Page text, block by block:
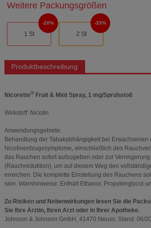
Weitere Packungsgrößen
1 St
20%
2 St
33%
Produktbeschreibung
Nicorette®Fruit & Mint Spray, 1 mg/Sprühstoß
Wirkstoff: Nicotin.
Anwendungsgebiete:
Behandlung der Tabakabhängigkeit bei
Nicotinentzugssymptome, einschließlich des
das Rauchen sofort aufzugeben oder zur
(Rauchreduktion), um auf diesem Weg den
erreichen. Die komplette Einstellung des Rauchens
sein. Warnhinweise: Enthält Ethanol, Propylenglycol
Zu Risiken und Nebenwirkungen lesen Sie die
Sie Ihre Ärztin, Ihren Arzt oder in Ihrer Apotheke.
Johnson & Johnson GmbH, 41470 Neuss. Stand: 06/